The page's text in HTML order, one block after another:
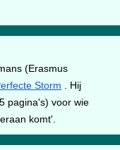
(Erasmus
Storm
. Hij
pagina's) voor wie
komt'.